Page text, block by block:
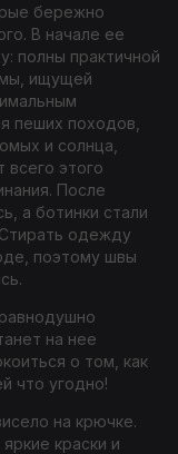
бережно
В начале ее
полны практичной
ищущей
пеших походов,
и солнца,
этого
После
а ботинки стали
одежду
поэтому швы
на нее
о том, как
что угодно!
на крючке.
краски и